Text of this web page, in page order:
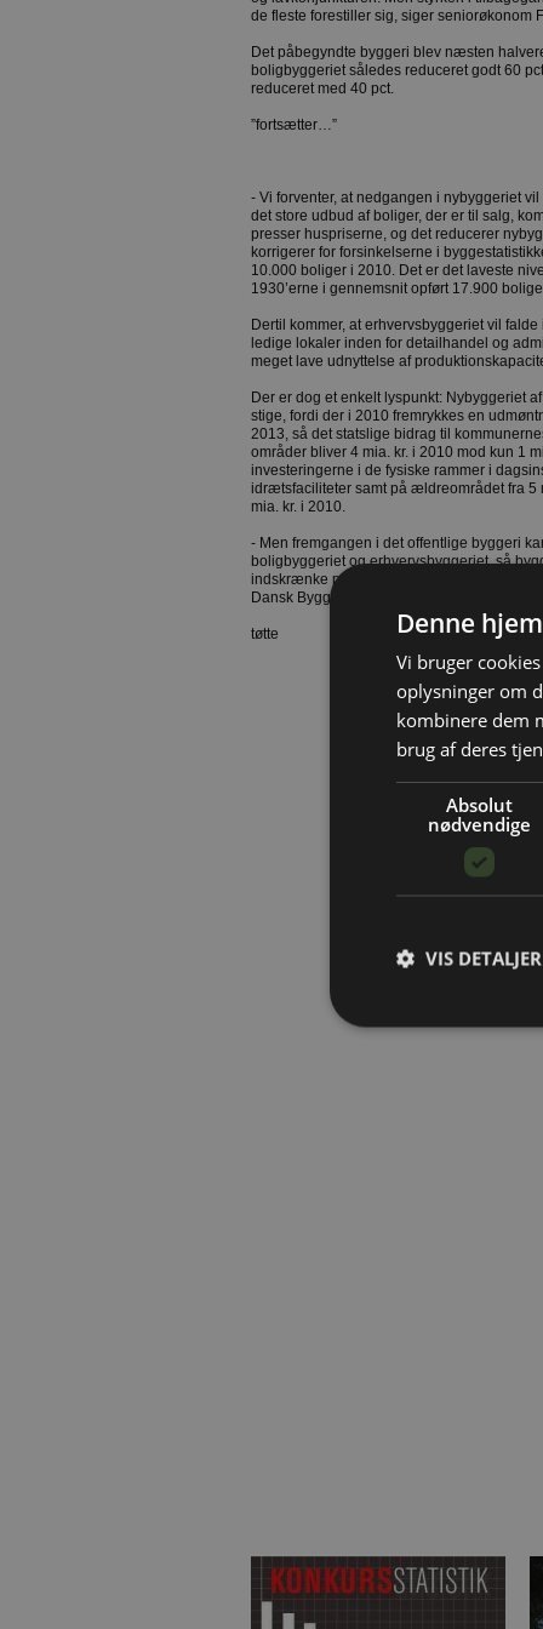
de fleste forestiller sig, siger seniorøkonom
Det påbegyndte byggeri blev næsten
boligbyggeriet således reduceret godt 60
reduceret med 40 pct.
”fortsætter…”
- Vi forventer, at nedgangen i nybyggeriet
det store udbud af boliger, der er til salg,
presser huspriserne, og det reducerer
korrigerer for forsinkelserne i
10.000 boliger i 2010. Det er det laveste
1930’erne i gennemsnit opført 17.900
Dertil kommer, at erhvervsbyggeriet vil
ledige lokaler inden for detailhandel og
meget lave udnyttelse af
Der er dog et enkelt lyspunkt: Nybyggeriet
stige, fordi der i 2010 fremrykkes en
2013, så det statslige bidrag til
områder bliver 4 mia. kr. i 2010 mod kun 1
investeringerne i de fysiske rammer i
idrætsfaciliteter samt på ældreområdet fra 5
mia. kr. i 2010.
- Men fremgangen i det offentlige byggeri
boligbyggeriet og erhvervsbyggeriet, så
indskrænke produktionen i 2010, fremhæver
Dansk Byggeri.
tøtte Denne
Vi bruger
oplysninger om
kombinere dem
brug af deres
Absolut
nødvendige
VIS DETALJER